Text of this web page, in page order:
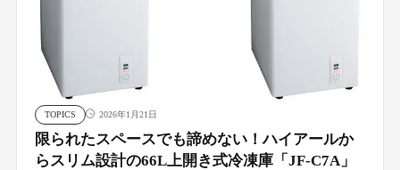
TOPICS 2026年1月21日
限られたスペースでも諦めない！ハイアールか
らスリム設計の66L上開き式冷凍庫「JF-C7A」